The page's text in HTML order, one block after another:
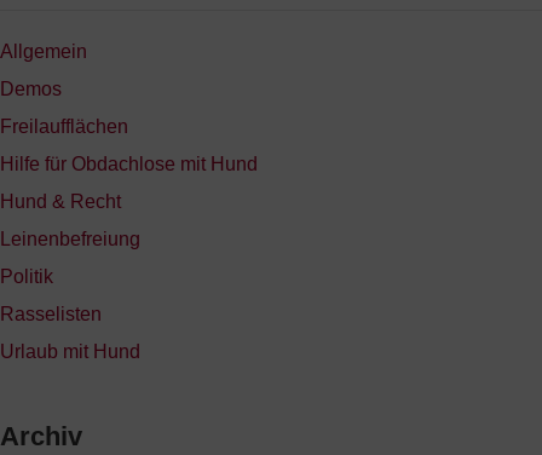
Allgemein
Demos
Freilaufflächen
Hilfe für Obdachlose mit Hund
Hund & Recht
Leinenbefreiung
Politik
Rasselisten
Urlaub mit Hund
Archiv